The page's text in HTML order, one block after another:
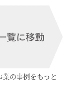
業の事例をもっと